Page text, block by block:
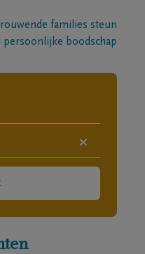
families steun
boodschap
×